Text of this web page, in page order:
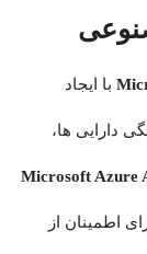
با ایجاد
دارایی ها،
Microsoft Azure
اطمینان از